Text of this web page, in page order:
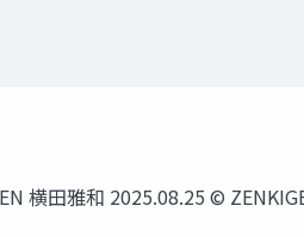
横田雅和 2025.08.25 ©